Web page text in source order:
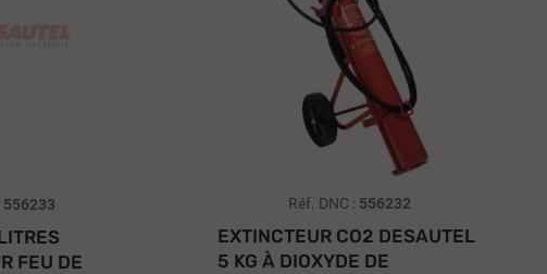
556233
FEU DE
Réf. DNC : 556232
EXTINCTEUR CO2 DESAUTEL
5 KG À DIOXYDE DE